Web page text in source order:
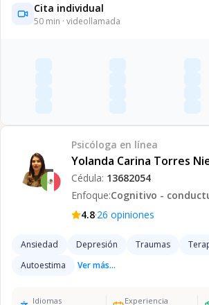
Cita individual
50 min · videollamada
Psicóloga en línea
Yolanda Carina Torres
Cédula: 13682054
Enfoque:Cognitivo -
4.8·26 opiniones
Ansiedad Depresión Traumas
Autoestima
Ver más...
Idiomas Experiencia